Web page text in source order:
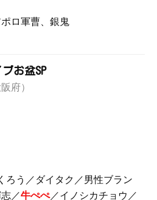
ロ軍曹、銀鬼
お盆SP
府）
ろう／ダイタク／男性ブラン
／牛ぺぺ／イノシカチョウ／